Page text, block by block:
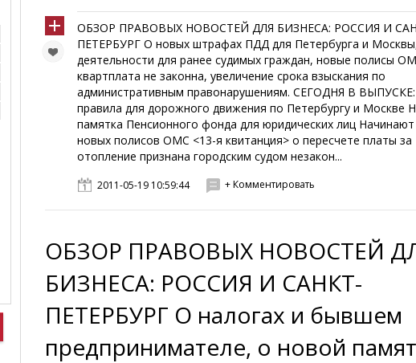
ОБЗОР ПРАВОВЫХ НОВОСТЕЙ ДЛЯ БИЗНЕСА: РОССИЯ И
ПЕТЕРБУРГ О новых штрафах ПДД для Петербурга и
деятельности для ранее судимых граждан, новые полисы
квартплата не законна, увеличение срока взыскания по
административным правонарушениям. СЕГОДНЯ В
правила для дорожного движения по Петербургу и Москве
памятка Пенсионного фонда для юридических лиц
новых полисов ОМС <13-я квитанция> о пересчете платы за
отопление признана городским судом незакон...
2011-05-19 10:59:44 + Комментировать
ОБЗОР ПРАВОВЫХ НОВОСТЕЙ
БИЗНЕСА: РОССИЯ И САНКТ-
ПЕТЕРБУРГ О налогах и бывшем
предпринимателе, о новой